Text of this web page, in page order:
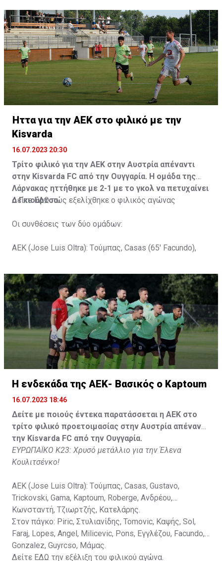
Ήττα για την ΑΕΚ στο φιλικό με την
Kisvarda
16.07.2023 20:30
Τρίτο φιλικό για την ΑΕΚ στην Αυστρία απέναντι
στην Kisvarda FC από την Ουγγαρία. Η ομάδα της
Λάρνακας ηττήθηκε με 2-1 με το γκολ να πετυχαίνει
ο Γκιούρτσο.
ΔείτεΕΔΩπώς εξελίχθηκε ο φιλικός αγώνας
Οι συνθέσεις των δύο ομάδων:
ΑΕΚ (Jose Luis Oltra): Tούμπας, Casas (65' Facundo),
Gyurcso), Κaptoum (46' Καψής (65' Mάμας), Roberge (65'
Tomovic), Aνδρέου (65' Angel) , Κωνσταντή (65' Sol),
Τζιωρτζής (65' Faraj), Κατελάρης (65' Milicevic).
Στον πάγκο: Piric, Στυλιανίδης, Tomovic, Καψής, Sol,
Faraj, Lopes, Angel, Milicevic, Pons, Εγγλέζου, Facundo,
Gonzalez, Guyrcso, Μάμας.
Κisvarda FC (Milos Kruscic): Kovacs, Navratil, Raul, Szor,
Lippai, Alic, Kormendi, Makowski, Czekus, Ilievski,
Στον πάγκο: Petkovic, Cipetic, Kovasic, Jovicic, Szeles,
Vida, Otvos, Lucas, Camas, Mesanovic.
H ενδεκάδα της ΑΕΚ- Βασικός ο Kaptoum
16.07.2023 18:46
Δείτε με ποιούς έντεκα παρατάσσεται η ΑΕΚ στο
τρίτο φιλικό προετοιμασίας στην Αυστρία απέναντι
την Kisvarda FC από την Ουγγαρία.
ΕΥΡΩΠΑΪΚΟ Κ23: Χρυσό μετάλλιο για την Έλενα
Κουλιτσένκο!
ΑΕΚ (Jose Luis Oltra): Tούμπας, Casas, Gustavo,
Trickovski, Gama, Κaptoum, Roberge, Aνδρέου,
Κωνσταντή, Τζιωρτζής, Κατελάρης.
Στον πάγκο: Piric, Στυλιανίδης, Tomovic, Καψής, Sol,
Faraj, Lopes, Angel, Milicevic, Pons, Εγγλέζου, Facundo,
Gonzalez, Guyrcso, Μάμας.
Δείτε ΕΔΩ την εξέλιξη του φιλικού αγώνα.